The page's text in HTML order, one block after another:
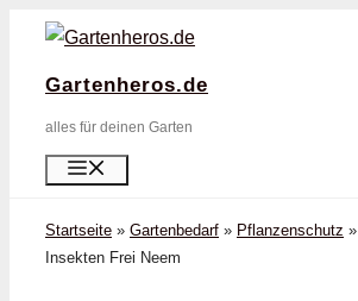
Zum
springen
Gartenheros.de
alles für deinen Garten
Startseite » Gartenbedarf » Pflanzenschutz »
Insekten Frei Neem